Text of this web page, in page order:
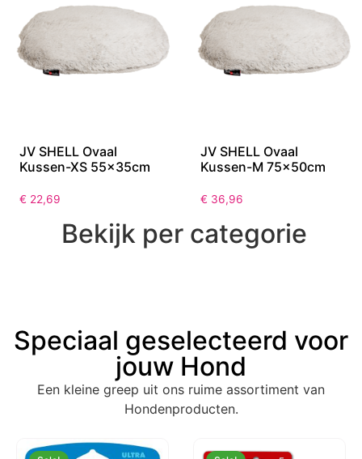
JV SHELL Ovaal
Kussen-XS 55x35cm
€ 22,69
JV SHELL Ovaal
Kussen-M 75x50cm
€ 36,96
Bekijk per categorie
Speciaal geselecteerd voor
jouw Hond
Een kleine greep uit ons ruime assortiment van
Hondenproducten.